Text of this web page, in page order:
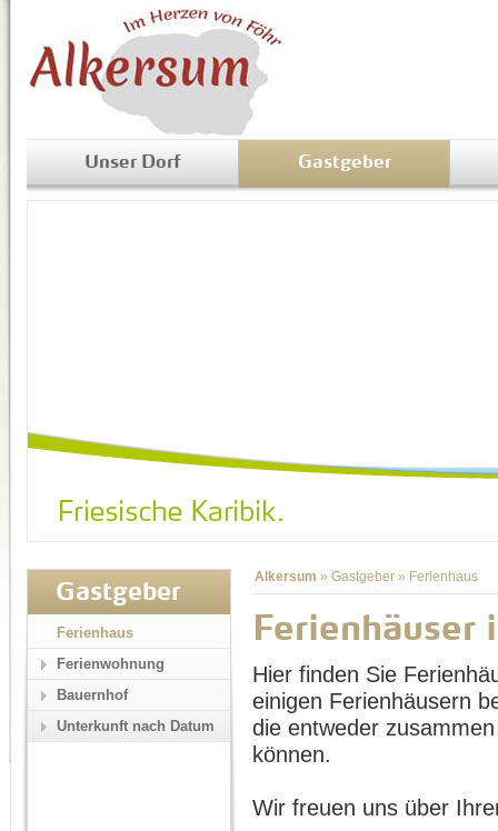
Unser Dorf Gastgeber
Alkersum » Gastgeber » Ferienhaus
Ferienhäuser
Hier finden Sie
einigen Ferienhäusern
die entweder
können.
Wir freuen uns über
Gastgeber
Ferienhaus
Ferienwohnung
Bauernhof
Unterkunft nach Datum